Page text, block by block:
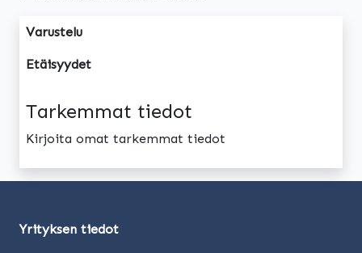
Varustelu
Etäisyydet
Tarkemmat tiedot
Kirjoita omat tarkemmat tiedot
Yrityksen tiedot